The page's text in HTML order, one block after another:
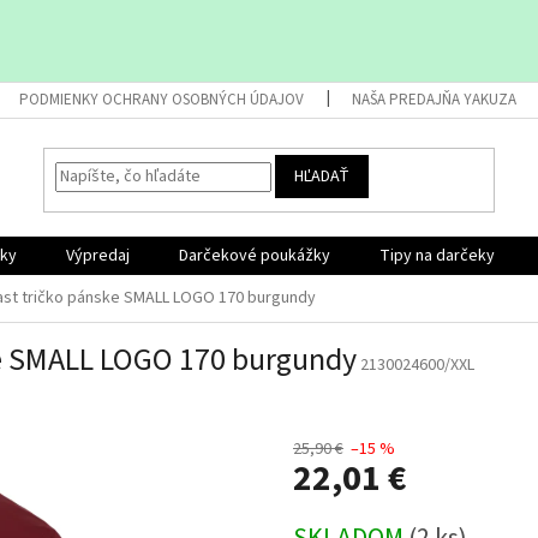
PODMIENKY OCHRANY OSOBNÝCH ÚDAJOV NAŠA PREDAJŇA YAKUZA
HĽADAŤ
Výpredaj Darčekové poukážky Tipy na darčeky
tričko pánske SMALL LOGO 170 burgundy
LOGO 170 burgundy2130024600/XXL
25,90 € –15 %
22,01 €